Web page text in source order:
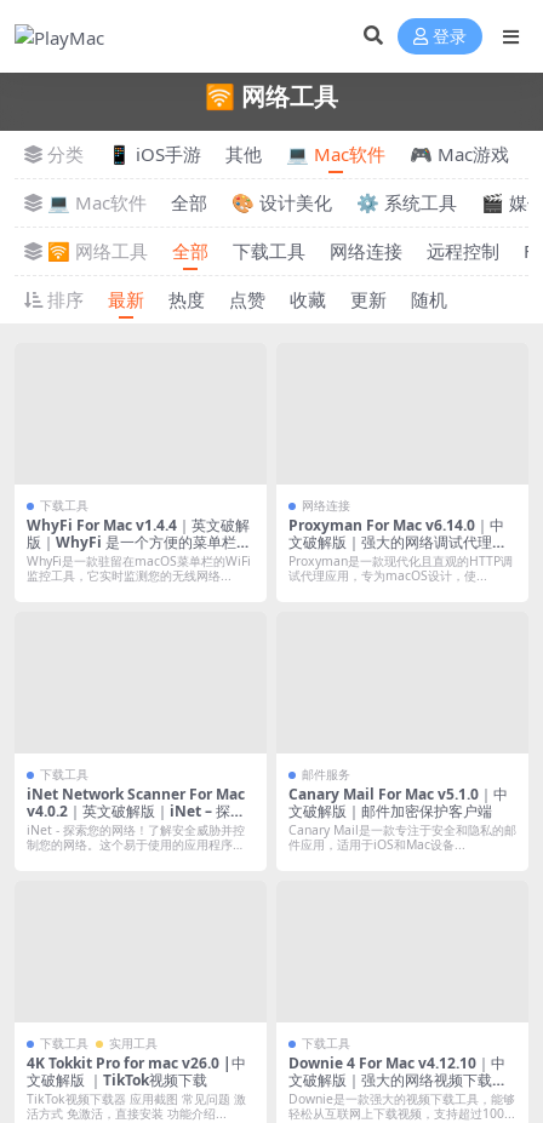
登录
🛜 网络工具
分类 📱 iOS手游 其他 💻 Mac软件 🎮 Mac游戏
💻 Mac软件
全部 🎨 设计美化 ⚙️ 系统工具
🎬 媒
🛜 网络工具
全部 下载工具 网络连接 远程控制
排序
最新 热度 点赞 收藏 更新 随机
下载工具
WhyFi For Mac v1.4.4｜英文破解
版｜WhyFi 是一个方便的菜单栏图
标应用程序，可以快速向您显示 Wi
-Fi 速度慢或不稳定的原因，并告诉
WhyFi是一款驻留在macOS菜单栏的WiFi
监控工具，它实时监测您的无线网络...
网络连接
Proxyman For Mac v6.14.0｜中
文破解版｜强大的网络调试代理工
具
Proxyman是一款现代化且直观的HTTP调
试代理应用，专为macOS设计，使...
下载工具
iNet Network Scanner For Mac
v4.0.2｜英文破解版｜iNet – 探索
您的网络！
iNet - 探索您的网络！了解安全威胁并控
制您的网络。这个易于使用的应用程序
邮件服务
Canary Mail For Mac v5.1.0｜中
文破解版｜邮件加密保护客户端
Canary Mail是一款专注于安全和隐私的邮
件应用，适用于iOS和Mac设备...
下载工具 实用工具
4K Tokkit Pro for mac v26.0 |中
文破解版 ｜TikTok视频下载
TikTok视频下载器 应用截图 常见问题 激
活方式 免激活，直接安装 功能介绍...
下载工具
Downie 4 For Mac v4.12.10｜中
文破解版｜强大的网络视频下载工
具
Downie是一款强大的视频下载工具，能够
轻松从互联网上下载视频，支持超过100...